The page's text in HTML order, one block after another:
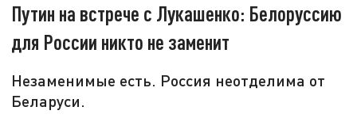
Путин на встрече с Лукашенко: Белоруссию
для России никто не заменит
Незаменимые есть. Россия неотделима от
Беларуси.